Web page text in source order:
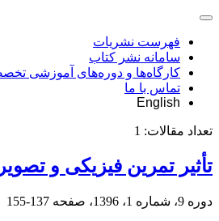
فهرست نشریات
سامانه نشر کتاب
کارگاه‌ها و دوره‌های آموزشی
تماس با ما
English
تعداد مقالات: 1
تأثیر تمرین فیزیکی و
دوره 9، شماره 1، 1396، صفحه 137-155